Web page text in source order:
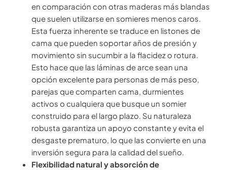
en comparación con otras maderas más blandas
que suelen utilizarse en somieres menos caros.
Esta fuerza inherente se traduce en listones de
cama que pueden soportar años de presión y
movimiento sin sucumbir a la flacidez o rotura.
Esto hace que las láminas de arce sean una
opción excelente para personas de más peso,
parejas que comparten cama, durmientes
activos o cualquiera que busque un somier
construido para el largo plazo. Su naturaleza
robusta garantiza un apoyo constante y evita el
desgaste prematuro, lo que las convierte en una
inversión segura para la calidad del sueño.
Flexibilidad natural y absorción de